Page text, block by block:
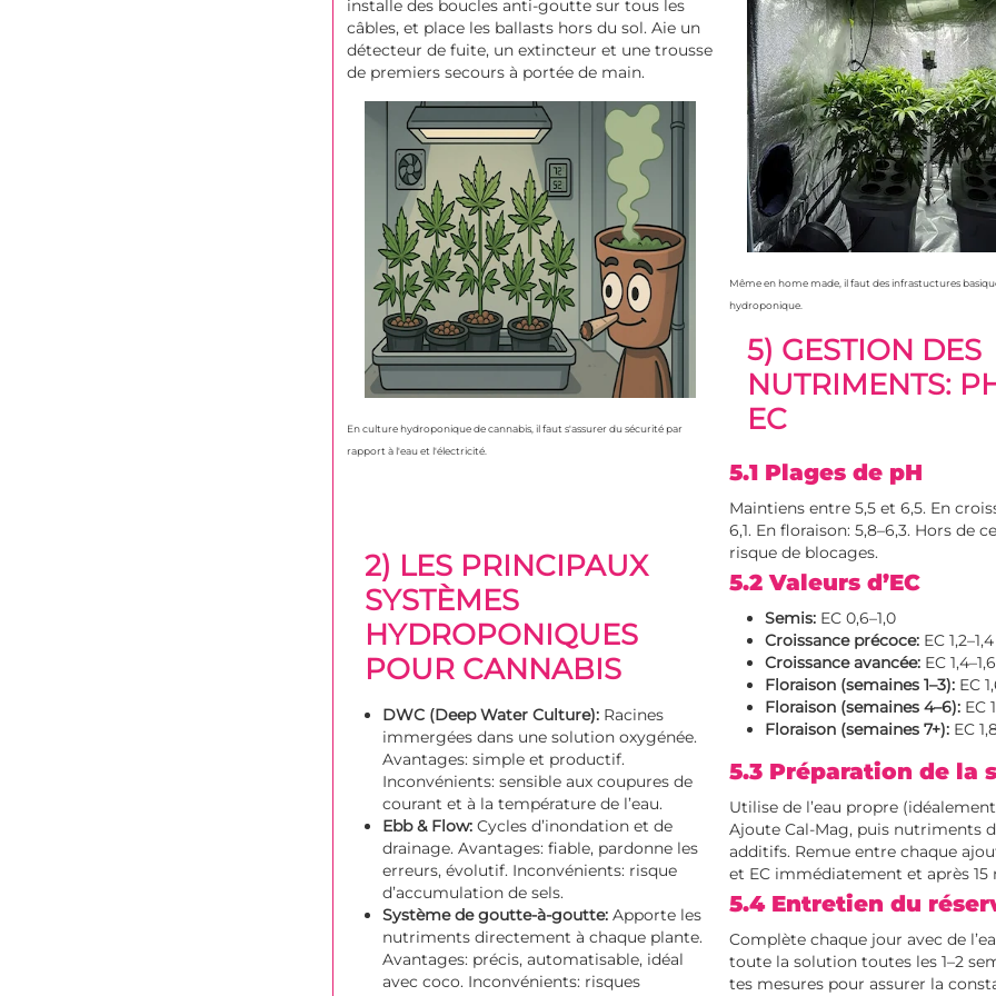
installe des boucles anti-goutte sur tous les
câbles, et place les ballasts hors du sol. Aie un
détecteur de fuite, un extincteur et une trousse
de premiers secours à portée de main.
En culture hydroponique de cannabis, il faut s'assurer du sécurité par
rapport à l'eau et l'électricité.
2) LES PRINCIPAUX
SYSTÈMES
HYDROPONIQUES
POUR CANNABIS
DWC (Deep Water Culture): Racines
immergées dans une solution oxygénée.
Avantages: simple et productif.
Inconvénients: sensible aux coupures de
courant et à la température de l’eau.
Ebb & Flow: Cycles d’inondation et de
drainage. Avantages: fiable, pardonne les
erreurs, évolutif. Inconvénients: risque
d’accumulation de sels.
Système de goutte-à-goutte: Apporte les
nutriments directement à chaque plante.
Avantages: précis, automatisable, idéal
avec coco. Inconvénients: risques
Même en home made, il faut des infrastuctures
hydroponique.
5) GESTION DES
NUTRIMENTS:
EC
5.1 Plages de pH
Maintiens entre 5,5 et 6,5. En
6,1. En floraison: 5,8–6,3. Hors de
risque de blocages.
5.2 Valeurs d’EC
Semis: EC 0,6–1,0
Croissance précoce: EC 1,2–1,4
Croissance avancée: EC 1,4–1,6
Floraison (semaines 1–3): EC
Floraison (semaines 4–6): EC
Floraison (semaines 7+): EC
5.3 Préparation de la
Utilise de l’eau propre
Ajoute Cal-Mag, puis nutriments
additifs. Remue entre chaque
et EC immédiatement et après 15
5.4 Entretien du
Complète chaque jour avec de
toute la solution toutes les 1–2
tes mesures pour assurer la